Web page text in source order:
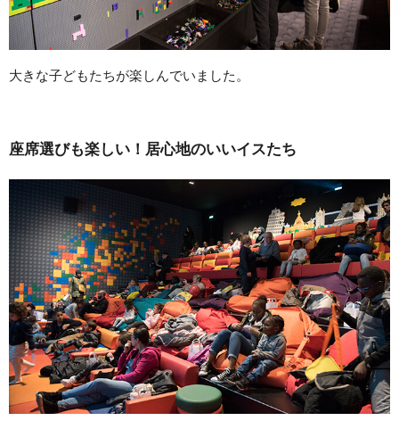
大きな子どもたちが楽しんでいました。
座席選びも楽しい！居心地のいいイスたち